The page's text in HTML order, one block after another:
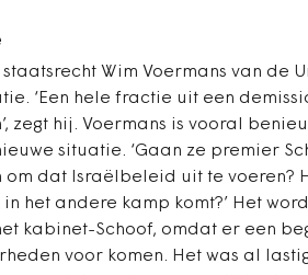
Wim Voermans van de
‘Een hele fractie uit een
zegt hij. Voermans is vooral
situatie. ‘Gaan ze premier
om dat Israëlbeleid uit te voeren?
het andere kamp komt?’ Het
kabinet-Schoof, omdat er een
voor komen. Het was al